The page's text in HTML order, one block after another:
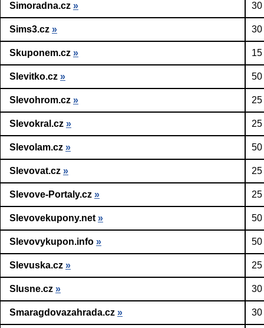
Simoradna.cz » 30
Sims3.cz » 30
Skuponem.cz »
Slevitko.cz » 50
Slevohrom.cz »
Slevokral.cz »
Slevolam.cz » 50
Slevovat.cz »
Slevove-Portaly.cz »
Slevovekupony.net » 50
Slevovykupon.info » 50
Slevuska.cz »
Slusne.cz » 30
Smaragdovazahrada.cz » 30